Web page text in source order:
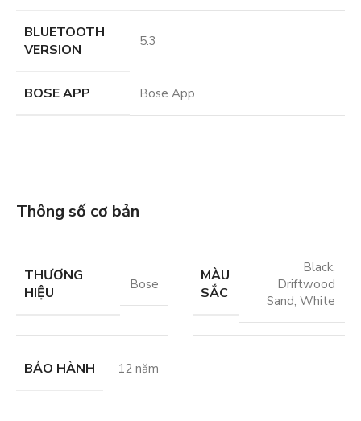
BLUETOOTH
VERSION
5.3
BOSE APP Bose App
Thông số cơ bản
THƯƠNG
HIỆU
Bose
MÀU
SẮC
Black,
Driftwood
Sand, White
BẢO HÀNH 12 năm